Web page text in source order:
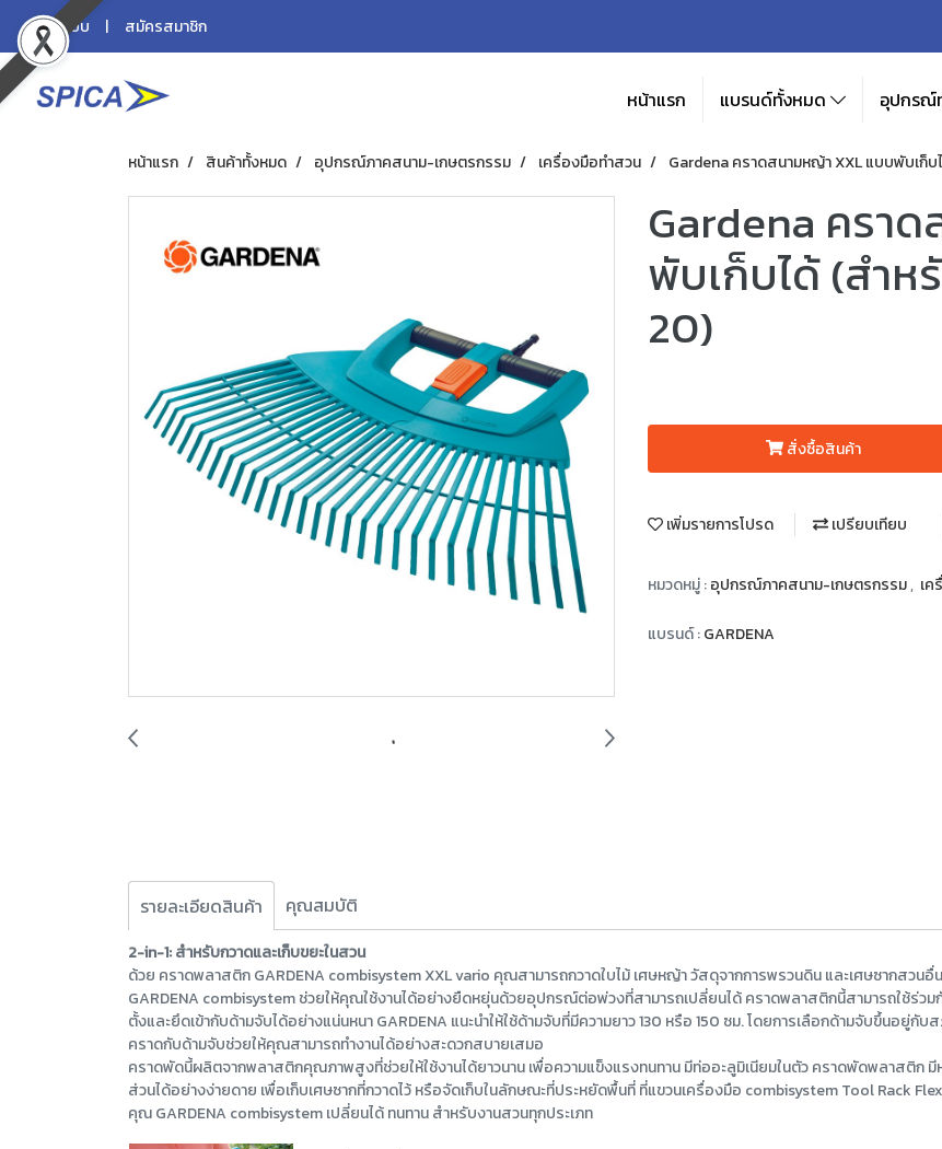
เข้าสู่ระบบ สมัครสมาชิก
หน้าแรก แบรนด์ทั้งหมด อุปกรณ์
หน้าแรก สินค้าทั้งหมด อุปกรณ์ภาคสนาม-เกษตรกรรม เครื่องมือทำสวน Gardena คราดสนามหญ้า XXL แบบพับเก็
Gardena ครา
พับเก็บได้ (สำห
20)
สั่งซื้อสินค้า
เพิ่มรายการโปรด เปรียบเทียบ
หมวดหมู่ :อุปกรณ์ภาคสนาม-เกษตรกรรม, เ
แบรนด์ :GARDENA
รายละเอียดสินค้า คุณสมบัติ
2-in-1: สำหรับกวาดและเก็บขยะในสวน
ด้วย คราดพลาสติก GARDENA combisystem XXL vario คุณสามารถกวาดใบไม้ เศษหญ้า วัสดุจากการพรวนดิน และเศษซากสวนอื่
GARDENA combisystem ช่วยให้คุณใช้งานได้อย่างยืดหยุ่นด้วยอุปกรณ์ต่อพ่วงที่สามารถเปลี่ยนได้ คราดพลาสติกนี้สามารถใช้ร่ว
ตั้งและยึดเข้ากับด้ามจับได้อย่างแน่นหนา GARDENA แนะนำให้ใช้ด้ามจับที่มีความยาว 130 หรือ 150 ซม. โดยการเลือกด้ามจับขึ้นอยู่
คราดกับด้ามจับช่วยให้คุณสามารถทำงานได้อย่างสะดวกสบายเสมอ
คราดพัดนี้ผลิตจากพลาสติกคุณภาพสูงที่ช่วยให้ใช้งานได้ยาวนาน เพื่อความแข็งแรงทนทาน มีท่ออะลูมิเนียมในตัว คราดพัดพลาสติก มี
ส่วนได้อย่างง่ายดาย เพื่อเก็บเศษซากที่กวาดไว้ หรือจัดเก็บในลักษณะที่ประหยัดพื้นที่ ที่แขวนเครื่องมือ combisystem Tool Rack
คุณ GARDENA combisystem เปลี่ยนได้ ทนทาน สำหรับงานสวนทุกประเภท